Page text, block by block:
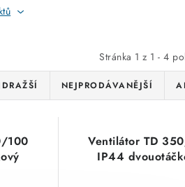
Stránka 1 z 1 - 4
NEJPRODÁVANĚJŠÍ
100
Ventilátor TD
IP44